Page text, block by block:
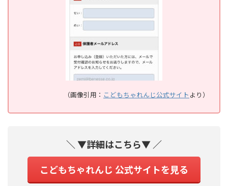
（画像引用： こどもちゃれんじ公式サイト より）
＼ ▼詳細はこちら▼ ／
こどもちゃれんじ 公式サイトを見る